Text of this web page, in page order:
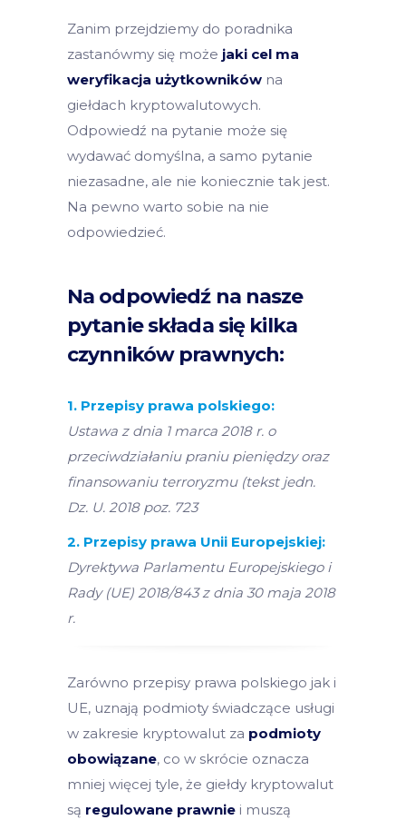
Zanim przejdziemy do poradnika
zastanówmy się może jaki cel ma
weryfikacja użytkowników na
giełdach kryptowalutowych.
Odpowiedź na pytanie może się
wydawać domyślna, a samo pytanie
niezasadne, ale nie koniecznie tak jest.
Na pewno warto sobie na nie
odpowiedzieć.
Na odpowiedź na nasze
pytanie składa się kilka
czynników prawnych:
1. Przepisy prawa polskiego:
Ustawa z dnia 1 marca 2018 r. o
przeciwdziałaniu praniu pieniędzy oraz
finansowaniu terroryzmu (tekst jedn.
Dz. U. 2018 poz. 723
2. Przepisy prawa Unii Europejskiej:
Dyrektywa Parlamentu Europejskiego i
Rady (UE) 2018/843 z dnia 30 maja 2018
r.
Zarówno przepisy prawa polskiego jak i
UE, uznają podmioty świadczące usługi
w zakresie kryptowalut za podmioty
obowiązane, co w skrócie oznacza
mniej więcej tyle, że giełdy kryptowalut
są regulowane prawnie i muszą